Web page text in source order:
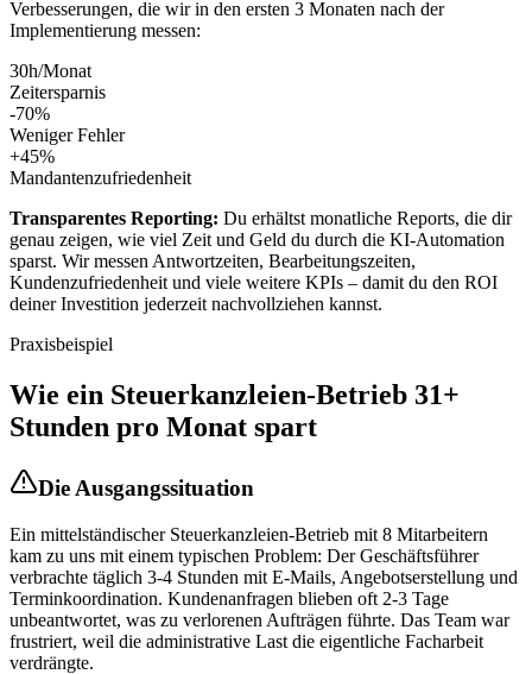
Verbesserungen, die wir in den ersten 3 Monaten nach der
Implementierung messen:
30h/Monat
Zeitersparnis
-70%
Weniger Fehler
+45%
Mandantenzufriedenheit
Transparentes Reporting: Du erhältst monatliche Reports, die dir
genau zeigen, wie viel Zeit und Geld du durch die KI-Automation
sparst. Wir messen Antwortzeiten, Bearbeitungszeiten,
Kundenzufriedenheit und viele weitere KPIs – damit du den ROI
deiner Investition jederzeit nachvollziehen kannst.
Praxisbeispiel
Wie ein Steuerkanzleien-Betrieb 31+
Stunden pro Monat spart
Die Ausgangssituation
Ein mittelständischer Steuerkanzleien-Betrieb mit 8 Mitarbeitern
kam zu uns mit einem typischen Problem: Der Geschäftsführer
verbrachte täglich 3-4 Stunden mit E-Mails, Angebotserstellung und
Terminkoordination. Kundenanfragen blieben oft 2-3 Tage
unbeantwortet, was zu verlorenen Aufträgen führte. Das Team war
frustriert, weil die administrative Last die eigentliche Facharbeit
verdrängte.